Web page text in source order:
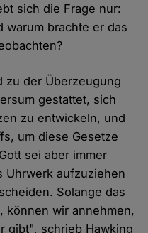
sich die Frage nur:
warum brachte er das
zu der Überzeugung
gestattet, sich
zu entwickeln, und
um diese Gesetze
sei aber immer
Uhrwerk aufzuziehen
Solange das
können wir annehmen,
gibt", schrieb Hawking